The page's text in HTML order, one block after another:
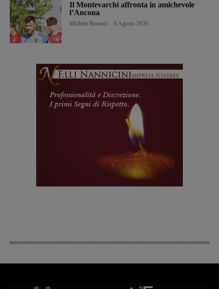
Il Montevarchi affronta in amichevole
l’Ancona
Michele Bossini 8 Agosto 2026